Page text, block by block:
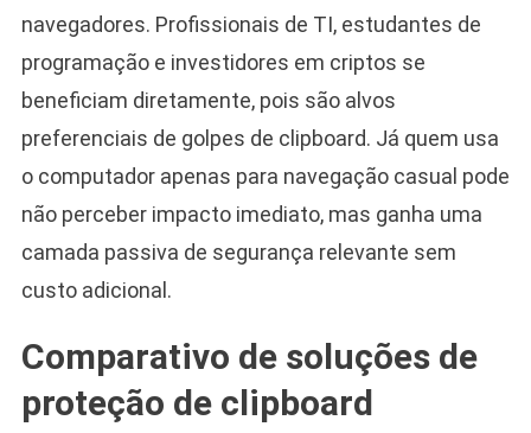
navegadores. Profissionais de TI, estudantes de
programação e investidores em criptos se
beneficiam diretamente, pois são alvos
preferenciais de golpes de clipboard. Já quem usa
o computador apenas para navegação casual pode
não perceber impacto imediato, mas ganha uma
camada passiva de segurança relevante sem
custo adicional.
Comparativo de soluções de
proteção de clipboard